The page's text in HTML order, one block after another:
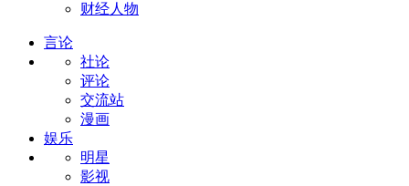
财经人物
言论
社论
评论
交流站
漫画
娱乐
明星
影视